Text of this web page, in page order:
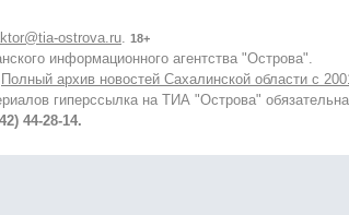
ostrova.ru 18+
информационного агентства "Острова".
Полный архив новостей Сахалинской области с
гиперссылка на ТИА "Острова" обязательна.
44-28-14.